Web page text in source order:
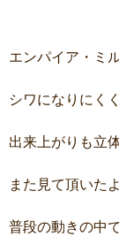
エンパイア・ミ
シワになりにく
出来上がりも立
また見て頂いた
普段の動きの中